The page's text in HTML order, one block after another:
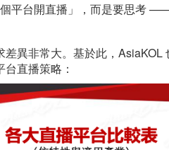
平台開直播」，而是要思考
異非常大。基於此，
直播策略：